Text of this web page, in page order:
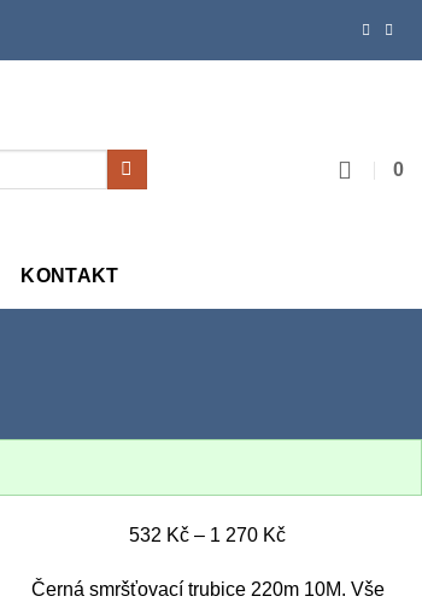
0
KONTAKT
532 Kč – 1 270 KčRozpětí
532 Kč
Černá smršťovací trubice 220m 10M. Vše